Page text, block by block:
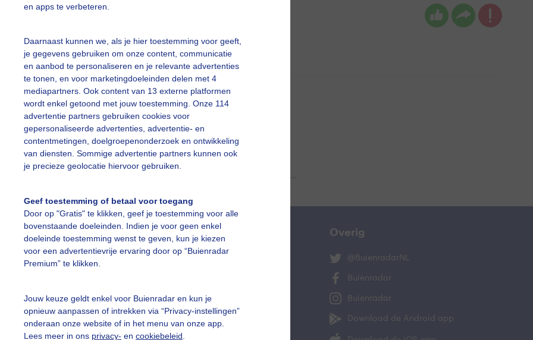
en apps te verbeteren.
Daarnaast kunnen we, als je hier toestemming voor geeft,
je gegevens gebruiken om onze content, communicatie
en aanbod te personaliseren en je relevante advertenties
te tonen, en voor marketingdoeleinden delen met 4
mediapartners. Ook content van 13 externe platformen
wordt enkel getoond met jouw toestemming. Onze 114
advertentie partners gebruiken cookies voor
gepersonaliseerde advertenties, advertentie- en
contentmetingen, doelgroepenonderzoek en ontwikkeling
van diensten. Sommige advertentie partners kunnen ook
je precieze geolocatie hiervoor gebruiken.
Geef toestemming of betaal voor toegang
Door op "Gratis" te klikken, geef je toestemming voor alle
bovenstaande doeleinden. Indien je voor geen enkel
doeleinde toestemming wenst te geven, kun je kiezen
voor een advertentievrije ervaring door op “Buienradar
Premium” te klikken.
Jouw keuze geldt enkel voor Buienradar en kun je
opnieuw aanpassen of intrekken via “Privacy-instellingen”
onderaan onze website of in het menu van onze app.
Lees meer in ons privacy- en cookiebeleid
slideshow
vragen
Mijn weer
De Bilt
Overig
@BuienradarNL
Buienradar
Buienradar
Download de Android app